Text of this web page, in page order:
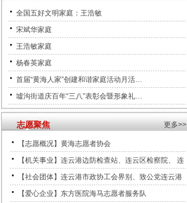
全国五好文明家庭：王浩敏
宋斌华家庭
王浩敏家庭
杨春英家庭
首届“黄海人家”创建和谐家庭活动月活…
墟沟街道庆百年“三八”表彰会暨形象礼…
志愿聚焦 更多>>
【志愿概况】黄海志愿者协会
【机关事业】连云港边防检查站、连云区检察院、 连
【社会团体】连云港市政协工会界别、致公党连云港
【爱心企业】东方医院海马志愿者服务队